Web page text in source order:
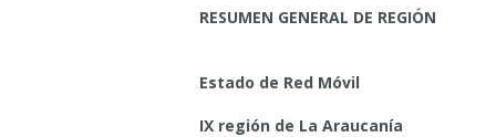
RESUMEN GENERAL DE REGIÓN
Estado de Red Móvil
IX región de La Araucanía